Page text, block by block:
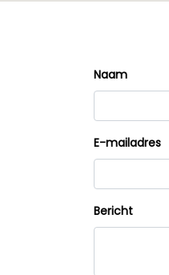
Naam
E-mailadres
Bericht